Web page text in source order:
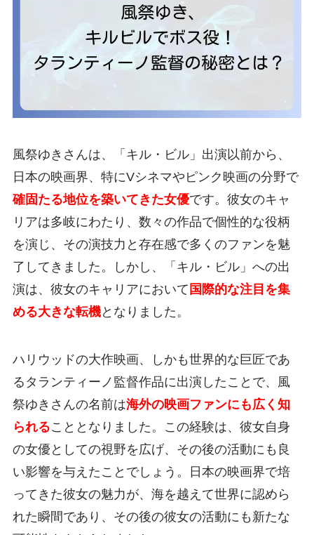
風祭ゆきさんは、「キル・ビル」出演以前から、
日本の映画界、特にVシネマやピンク映画の分野で
確固たる地位を築いてきた女優です。彼女のキャ
リアは多岐にわたり、数々の作品で個性的な役柄
を演じ、その演技力と存在感で多くのファンを魅
了してきました。しかし、「キル・ビル」への出
演は、彼女のキャリアにおいて 国際的な注目を集
める大きな転機となりました。
ハリウッドの大作映画、しかも世界的な巨匠であ
るタランティーノ監督作品に出演したことで、風
祭ゆきさんの名前は海外の映画ファンにも広く知
られることとなりました。この経験は、彼女自身
の女優としての視野を広げ、その後の活動にも良
い影響を与えたことでしょう。日本の映画界で培
ってきた彼女の魅力が、海を越えて世界に認めら
れた瞬間であり、その後の彼女の活動にも新たな